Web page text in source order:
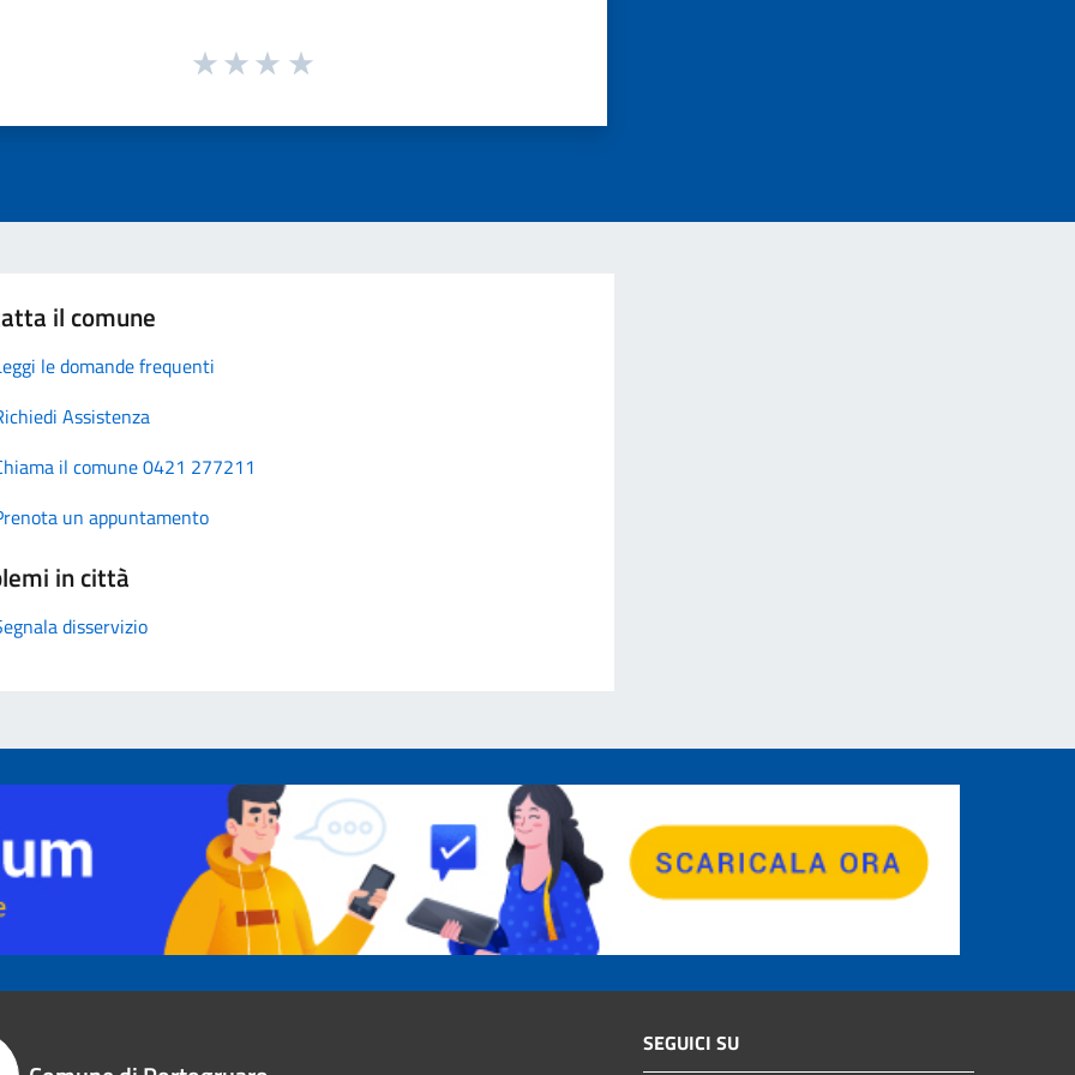
il comune
le domande frequenti
Assistenza
il comune 0421 277211
un appuntamento
in città
disservizio
SEGUICI SU